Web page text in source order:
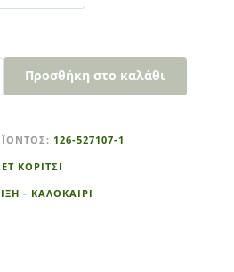
Προσθήκη στο καλάθι
126-527107-1
ΚΟΡΙΤΣΙ
- ΚΑΛΟΚΑΙΡΙ